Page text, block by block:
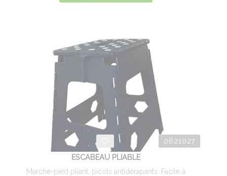
0621027
ESCABEAU PLIABLE
Marche-pied pliant, picots antidérapants. Facile à